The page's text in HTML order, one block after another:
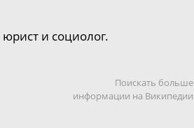
и социолог.
Поискать больше
информации на Википедии